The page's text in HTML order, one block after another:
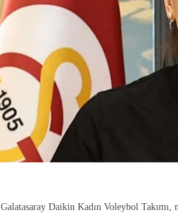
Galatasaray Daikin Kadın Voleybol